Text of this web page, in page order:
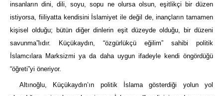
insanların dini, dili, soyu, sopu ne olursa olsun, eşitlikçi bir düzen
istiyorsa, fiiliyatta kendisini İslamiyet ile değil de, inançların tamamen
kişisel olduğu; bütün diğer dinlerin eşit düzeyde olduğu, bir düzeni
savunma”lıdır. Küçükaydın, “özgürlükçü eğilim” sahibi politik
İslamcılara Marksizmi ya da daha uygun ifadeyle kendi öngördüğü
“öğreti”yi öneriyor.
Altınoğlu, Küçükaydın’ın politik İslama gösterdiği yolun yol